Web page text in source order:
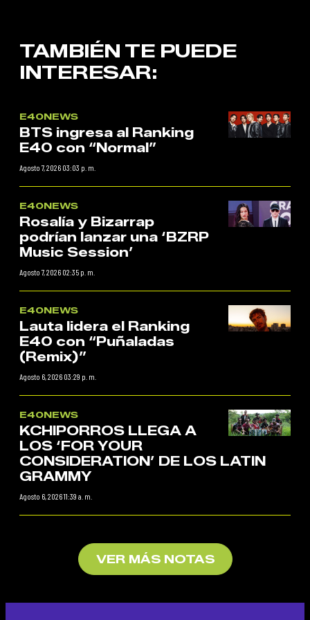
TAMBIÉN TE PUEDE
INTERESAR:
E40NEWS
BTS ingresa al Ranking
E40 con “Normal”
Agosto 7, 2026 03:03 p. m.
E40NEWS
Rosalía y Bizarrap
podrían lanzar una ‘BZRP
Music Session’
Agosto 7, 2026 02:35 p. m.
E40NEWS
Lauta lidera el Ranking
E40 con “Puñaladas
(Remix)”
Agosto 6, 2026 03:29 p. m.
E40NEWS
KCHIPORROS LLEGA A
LOS ‘FOR YOUR
CONSIDERATION’ DE LOS LATIN
GRAMMY
Agosto 6, 2026 11:39 a. m.
VER MÁS NOTAS